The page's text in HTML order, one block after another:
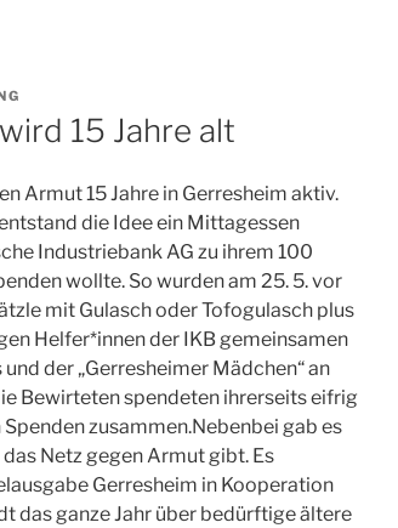
15 Jahre alt
Armut 15 Jahre in Gerresheim aktiv.
die Idee ein Mittagessen
Industriebank AG zu ihrem 100
wollte. So wurden am 25. 5. vor
mit Gulasch oder Tofogulasch plus
Helfer*innen der IKB gemeinsamen
der „Gerresheimer Mädchen“ an
Bewirteten spendeten ihrerseits eifrig
zusammen.Nebenbei gab es
Netz gegen Armut gibt. Es
Gerresheim in Kooperation
das ganze Jahr über bedürftige ältere